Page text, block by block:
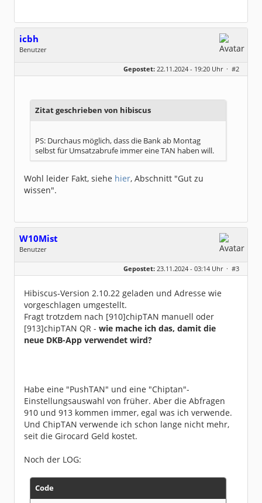
icbh
Benutzer
Dabei seit:
05 / 2020
Gepostet: 22.11.2024 - 19:20 Uhr · #2
Zitat geschrieben von hibiscus
PS: Durchaus möglich, dass die Bank ab Montag
selbst für Umsatzabrufe immer eine TAN haben will.
Wohl leider Fakt, siehe hier, Abschnitt "Gut zu
wissen".
W10Mist
Benutzer
Geschlecht:
keine Angabe
Dabei seit:
09 / 2019
Gepostet: 23.11.2024 - 03:14 Uhr · #3
Hibiscus-Version 2.10.22 geladen und Adresse wie
vorgeschlagen umgestellt.
Fragt trotzdem nach [910]chipTAN manuell oder
[913]chipTAN QR - wie mache ich das, damit die
neue DKB-App verwendet wird?
Habe eine "PushTAN" und eine "Chiptan"-
Einstellungsauswahl von früher. Aber die Abfragen
910 und 913 kommen immer, egal was ich verwende.
Und ChipTAN verwende ich schon lange nicht mehr,
seit die Girocard Geld kostet.
Noch der LOG:
Code